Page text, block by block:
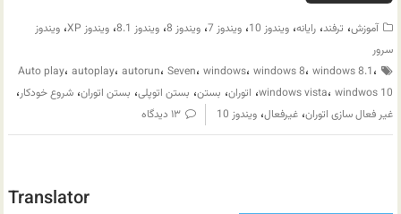
آموزش، ترفند،رایانه،ویندوز 10 ،ویندوز 7 ،ویندوز 8 ،ویندوز 8.1 ،ویندوز XP ،ویندوز
سرور
Auto play، autoplay، autorun، Seven، windows، windows 8، windows 8.1،
windows vista، windwos 10 ، اتوران، بستن، بستن اتوپلی، بستن اتوران،شروع خودکار،
غیر فعال سازی اتوران،غیرفعال،ویندوز 10 ۱۳ دیدگاه
Translator